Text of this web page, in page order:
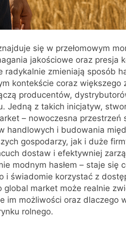
się w przełomowym
jakościowe oraz presja
radykalnie zmieniają sposób
kontekście coraz
producentów,
Jedną z takich inicjatyw,
– nowoczesna przestrzeń
handlowych i budowania
gospodarzy, jak i duże
dostaw i efektywniej
modnym hasłem – staje się
i świadomie korzystać z
global market może realnie
im możliwości oraz dlaczego
rolnego.